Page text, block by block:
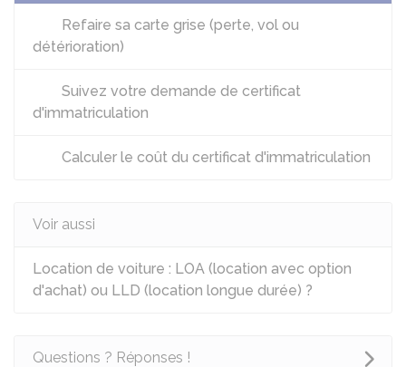
Refaire sa carte grise (perte, vol ou
détérioration)
Suivez votre demande de certificat
d'immatriculation
Calculer le coût du certificat d'immatriculation
Voir aussi
Location de voiture : LOA (location avec option
d'achat) ou LLD (location longue durée) ?
Questions ? Réponses !